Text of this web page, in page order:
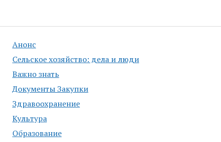
Анонс
Сельское хозяйство: дела и люди
Важно знать
Документы Закупки
Здравоохранение
Культура
Образование